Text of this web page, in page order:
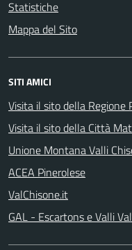
Statistiche
Mappa del Sito
SITI AMICI
Visita il sito della Regione
Visita il sito della Città
Unione Montana Valli
ACEA Pinerolese
ValChisone.it
GAL - Escartons e Valli